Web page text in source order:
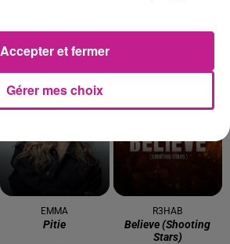
It's My Life Turn The Lights Off
19h48
19h48
EMMA
Pitie
19h45
19h45
R3HAB
Believe (shooting
Stars)
Gérer mes choix
Accepter et fermer